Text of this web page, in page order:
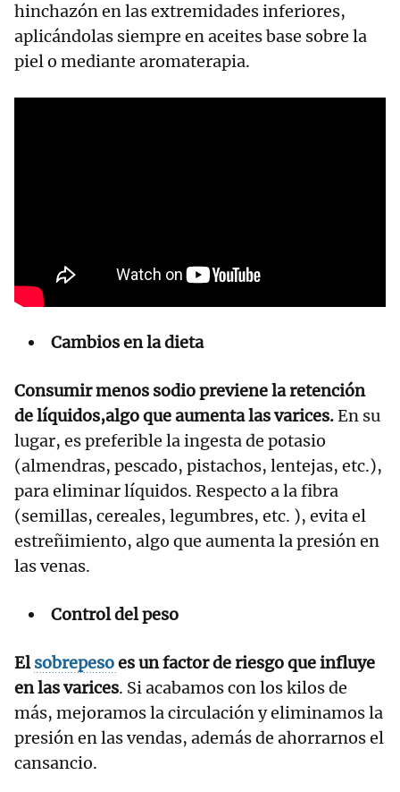
hinchazón en las extremidades inferiores,
aplicándolas siempre en aceites base sobre la
piel o mediante aromaterapia.
Cambios en la dieta
Consumir menos sodio previene la retención
de líquidos,algo que aumenta las varices.En su
lugar, es preferible la ingesta de potasio
(almendras, pescado, pistachos, lentejas, etc.),
para eliminar líquidos. Respecto a la fibra
(semillas, cereales, legumbres, etc. ), evita el
estreñimiento, algo que aumenta la presión en
las venas.
Control del peso
Elsobrepesoes un factor de riesgo que influye
en las varices. Si acabamos con los kilos de
más, mejoramos la circulación y eliminamos la
presión en las vendas, además de ahorrarnos el
cansancio.